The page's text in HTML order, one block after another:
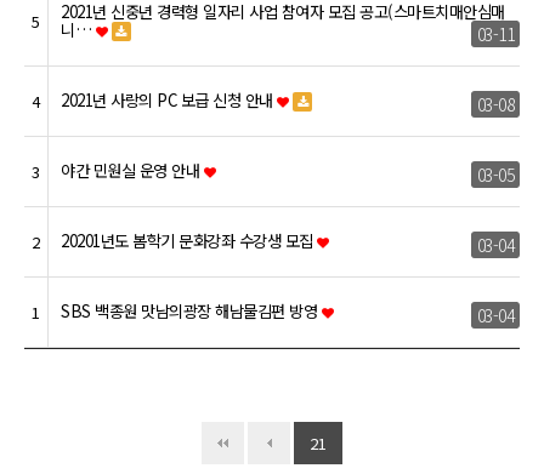
5 2021년 신중년 경력형 일자리 사업 참여자 모집 공고(스마트치매안심매
니… 03-11
4 2021년 사랑의 PC 보급 신청 안내 03-08
3 야간 민원실 운영 안내 03-05
2 20201년도 봄학기 문화강좌 수강생 모집 03-04
1 SBS 백종원 맛남의광장 해남물김편 방영 03-04
21